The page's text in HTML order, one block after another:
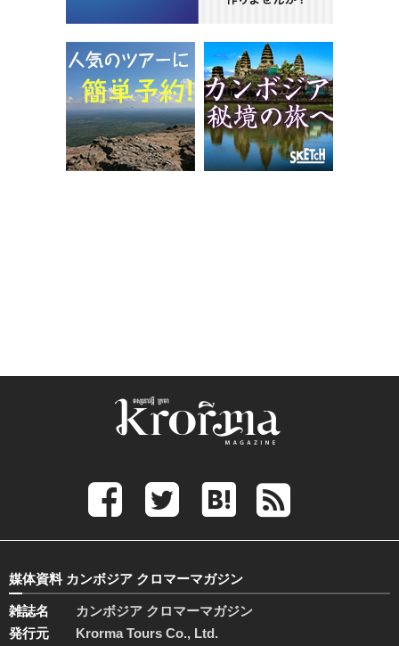
媒体資料 カンボジア クロマーマガジン
雑誌名
カンボジア クロマーマガジン
発行元
Krorma Tours Co., Ltd.